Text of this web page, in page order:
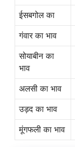
ईसबगोल का
गंवार का भाव
सोयाबीन का
भाव
अलसी का भाव
उड़द का भाव
मूंगफली का भाव